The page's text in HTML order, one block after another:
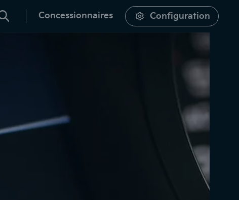
Recherche Concessionnaires Configuration